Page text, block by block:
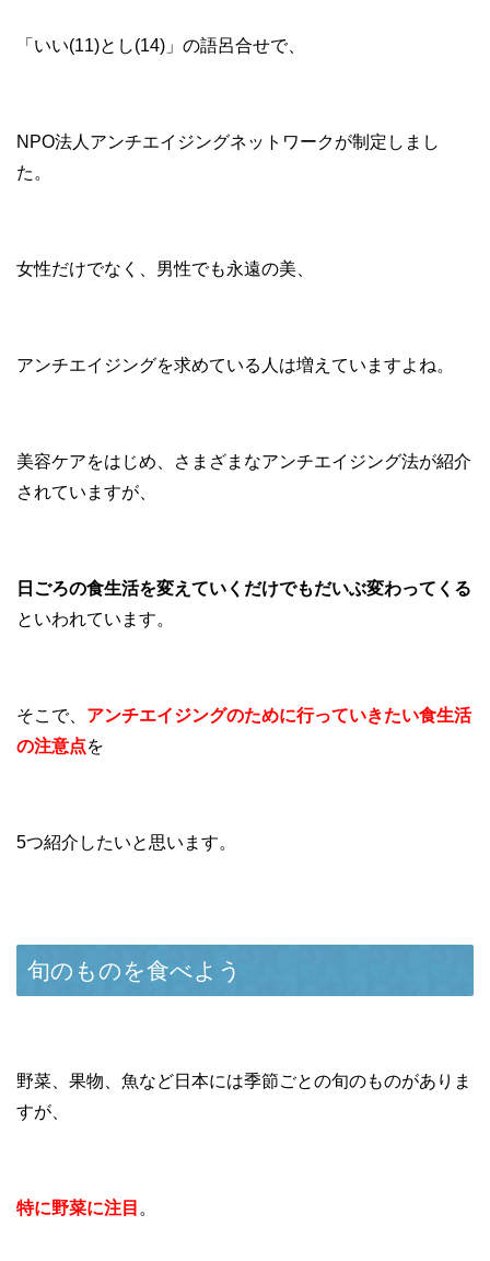
「いい(11)とし(14)」の語呂合せで、
NPO法人アンチエイジングネットワークが制定しまし
た。
女性だけでなく、男性でも永遠の美、
アンチエイジングを求めている人は増えていますよね。
美容ケアをはじめ、さまざまなアンチエイジング法が紹介
されていますが、
日ごろの食生活を変えていくだけでもだいぶ変わってくる
といわれています。
そこで、 アンチエイジングのために行っていきたい食生活
の注意点を
5つ紹介したいと思います。
旬のものを食べよう
野菜、果物、魚など日本には季節ごとの旬のものがありま
すが、
特に野菜に注目 。